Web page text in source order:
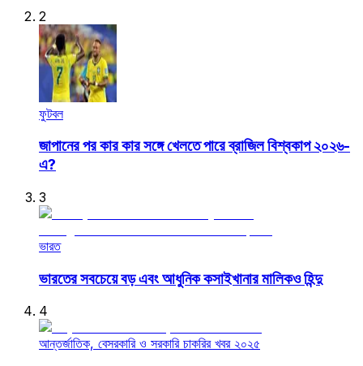
2
ফুটবল
জাপানের পর কার কার সঙ্গে খেলতে পারে ব্রাজিল বিশ্বকাপ ২০২৬-
এ?
3
ভারত
ভারতের সবচেয়ে বড় এবং আধুনিক কসাইখানার মালিকও হিন্দু
4
আন্তর্জাতিক, বেসরকারি ও সরকারি চাকরির খবর ২০২৫